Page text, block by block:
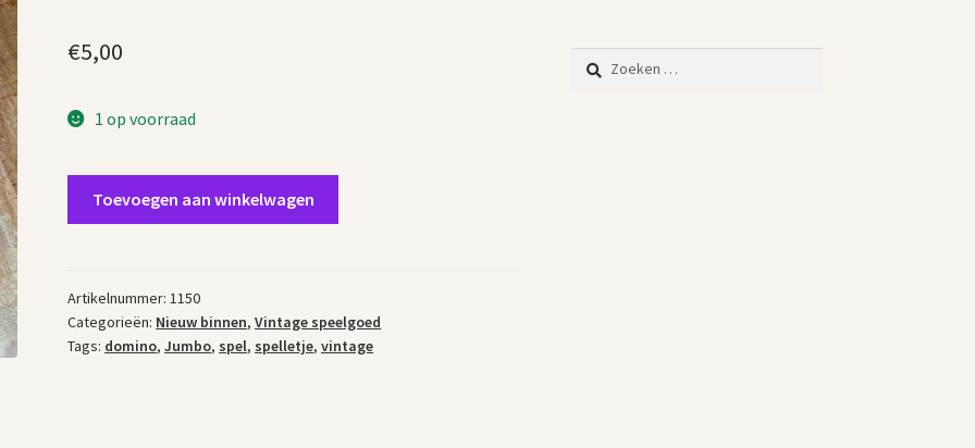
€5,00
1 op voorraad
aantal
Toevoegen aan winkelwagen
Artikelnummer: 1150
Categorieën: Nieuw binnen,Vintage speelgoed
Tags: domino,Jumbo, spel, spelletje,vintage
Zoeken
naar: